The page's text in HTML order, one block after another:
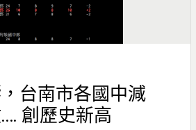
台南市各國中減
創歷史新高